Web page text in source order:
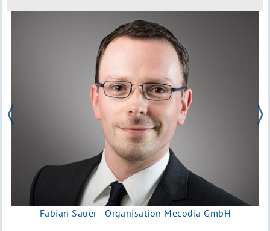
Fabian Sauer - Organisation Mecodia GmbH